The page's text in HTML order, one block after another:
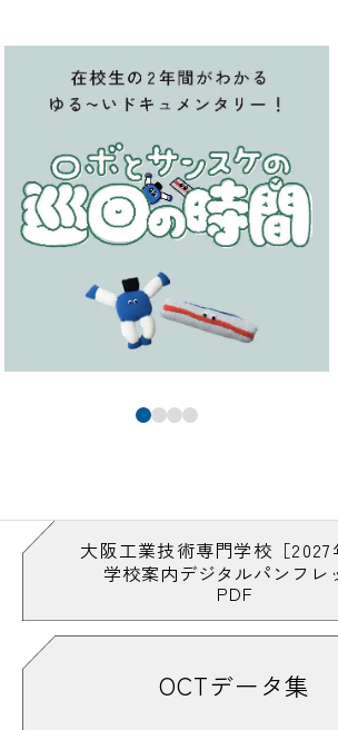
大阪工業技術専門学校［2027
学校案内デジタルパンフレ
PDF
OCTデータ集